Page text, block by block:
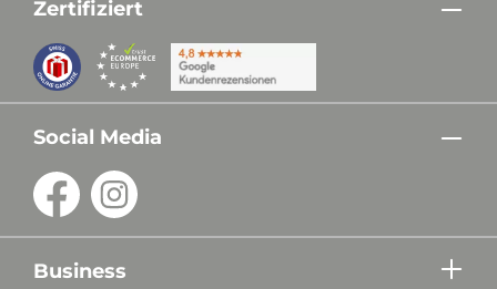
Zertifiziert
Social Media
Business